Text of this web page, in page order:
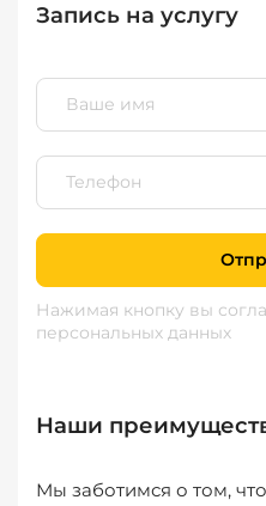
Запись на услугу
Нажимая кнопку вы
персональных данных
Наши
Мы заботимся о том,